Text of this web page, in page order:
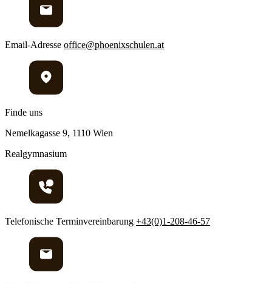
Email-Adresse office@phoenixschulen.at
Finde uns
Nemelkagasse 9, 1110 Wien
Realgymnasium
Telefonische Terminvereinbarung +43(0)1-208-46-57